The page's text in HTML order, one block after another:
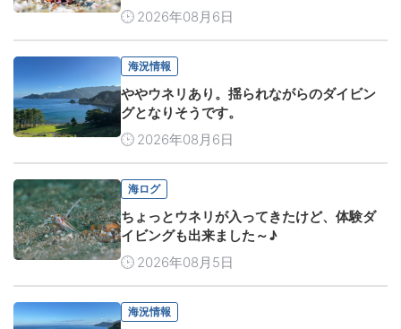
2026年08月6日
海況情報
ややウネリあり。揺られながらのダイビン
グとなりそうです。
2026年08月6日
海ログ
ちょっとウネリが入ってきたけど、体験ダ
イビングも出来ました～♪
2026年08月5日
海況情報